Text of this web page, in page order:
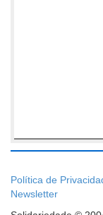
Política de
Newsletter